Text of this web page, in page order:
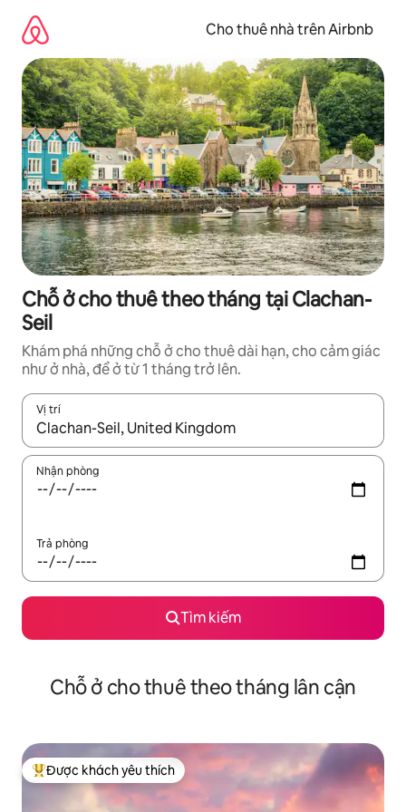
dung
Cho thuê nhà trên Airbnb
Chỗ ở cho thuê theo tháng tại Clachan-
Seil
Khám phá những chỗ ở cho thuê dài hạn, cho cảm giác
như ở nhà, để ở từ 1 tháng trở lên.
Vị trí
Khi có kết quả, hãy điều hướng bằng phím mũi tên lên và
Nhận phòng
Trả phòng
Tìm kiếm
Chỗ ở cho thuê theo tháng lân cận
Được khách yêu thích nhất
Được khách yêu thích